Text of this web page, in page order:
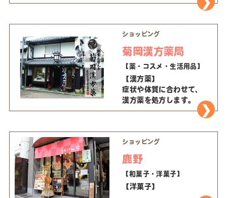
ショッピング
菊岡漢方薬局
【薬・コスメ・生活用品】
【漢方薬】
症状や体質に合わせて、
漢方薬を処方します。
ショッピング
鹿野
【和菓子・洋菓子】
【洋菓子】